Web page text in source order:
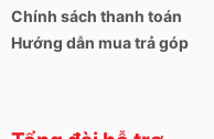
Chính sách thanh toán
Hướng dẫn mua trả góp